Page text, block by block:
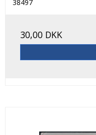
38497
30,00 DKK